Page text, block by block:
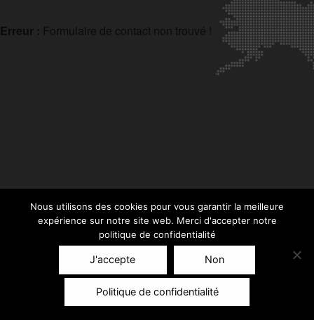
Erreur : Formulaire de contact non trouvé !
Nous utilisons des cookies pour vous garantir la meilleure
expérience sur notre site web. Merci d'accepter notre
politique de confidentialité
J'accepte Non
Politique de confidentialité